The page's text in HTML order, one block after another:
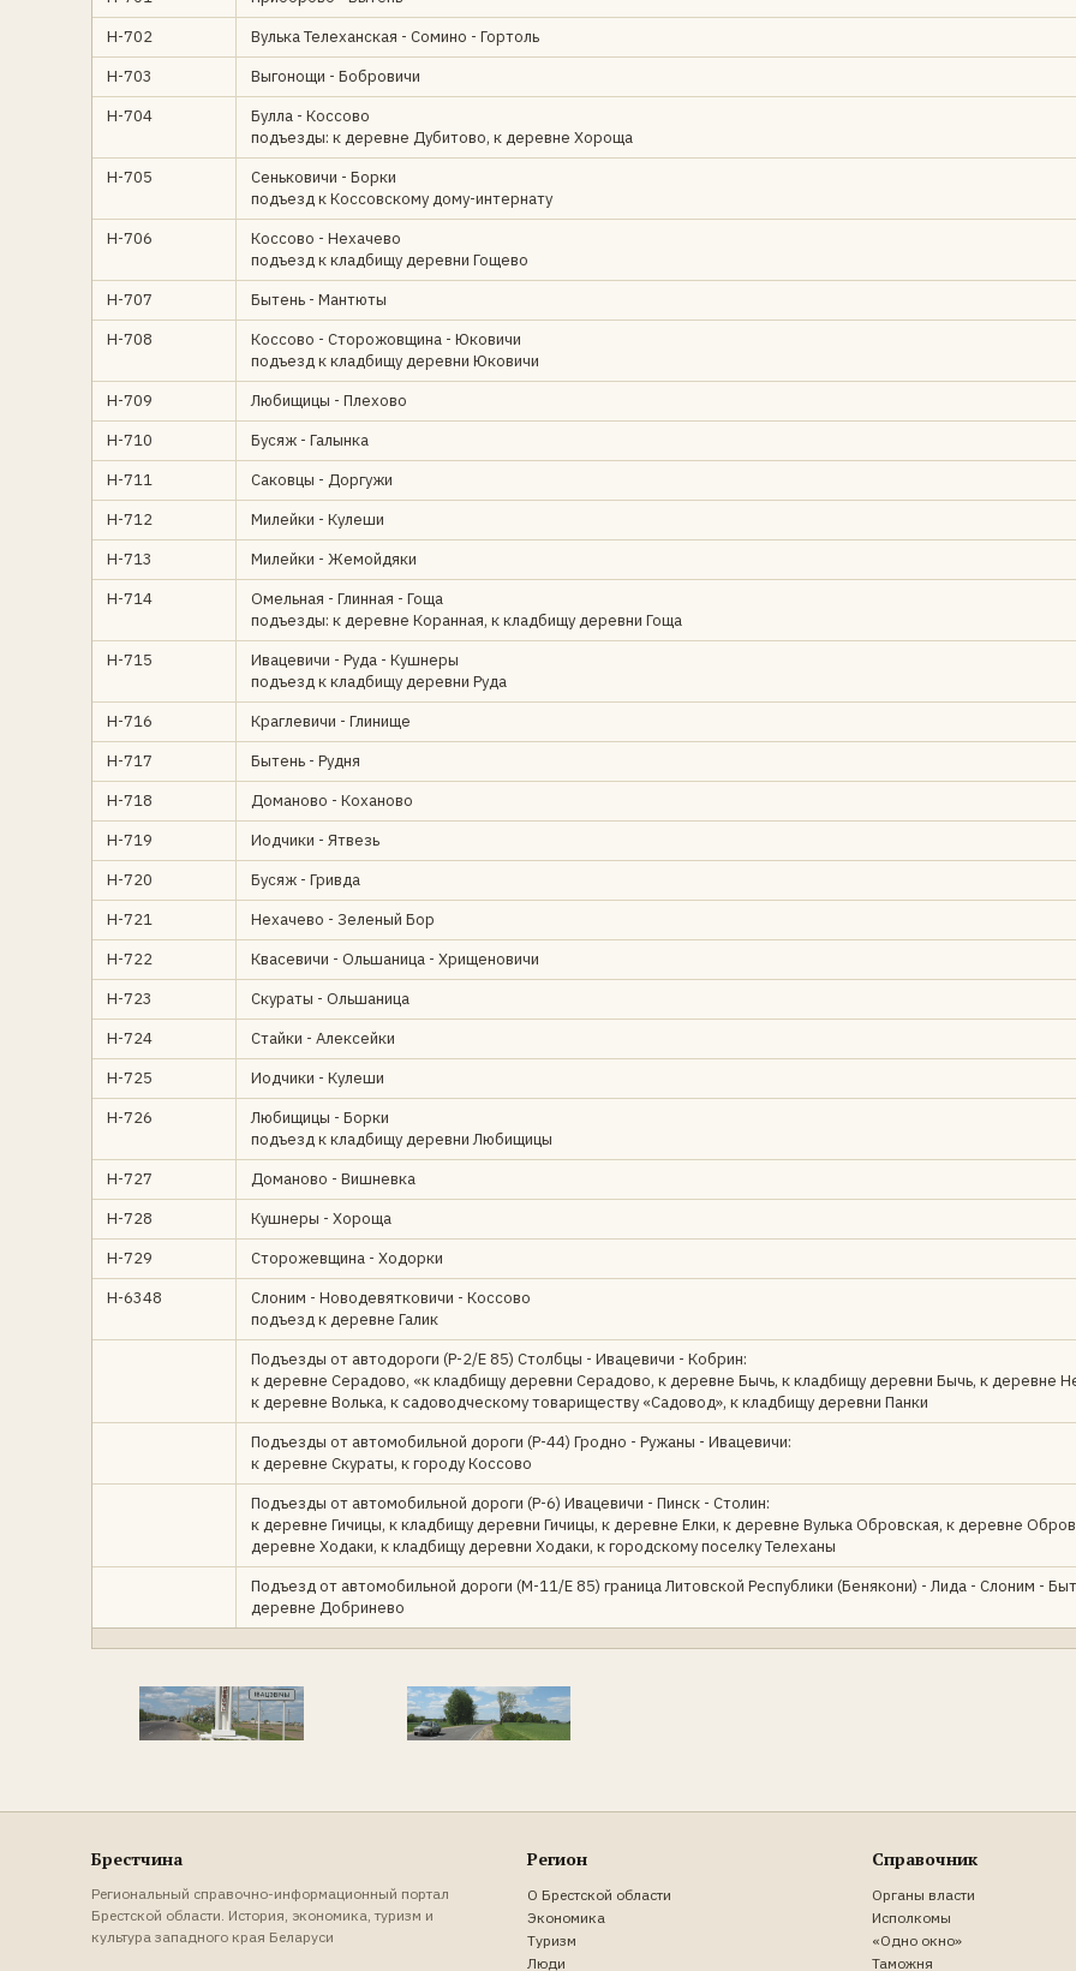
Н-702
Вулька Телеханская - Сомино - Гортоль
Н-703
Выгонощи - Бобровичи
Н-704
Булла - Коссово
подъезды: к деревне Дубитово, к деревне Хороща
Н-705
Сеньковичи - Борки
подъезд к Коссовскому дому-интернату
Н-706
Коссово - Нехачево
подъезд к кладбищу деревни Гощево
Н-707
Бытень - Мантюты
Н-708
Коссово - Сторожовщина - Юковичи
подъезд к кладбищу деревни Юковичи
Н-709
Любищицы - Плехово
Н-710
Бусяж - Галынка
Н-711
Саковцы - Доргужи
Н-712
Милейки - Кулеши
Н-713
Милейки - Жемойдяки
Н-714
Омельная - Глинная - Гоща
подъезды: к деревне Коранная, к кладбищу деревни Гоща
Н-715
Ивацевичи - Руда - Кушнеры
подъезд к кладбищу деревни Руда
Н-716
Краглевичи - Глинище
Н-717
Бытень - Рудня
Н-718
Доманово - Коханово
Н-719
Иодчики - Ятвезь
Н-720
Бусяж - Гривда
Н-721
Нехачево - Зеленый Бор
Н-722
Квасевичи - Ольшаница - Хрищеновичи
Н-723
Скураты - Ольшаница
Н-724
Стайки - Алексейки
Н-725
Иодчики - Кулеши
Н-726
Любищицы - Борки
подъезд к кладбищу деревни Любищицы
Н-727
Доманово - Вишневка
Н-728
Кушнеры - Хороща
Н-729
Сторожевщина - Ходорки
Н-6348
Слоним - Новодевятковичи - Коссово
подъезд к деревне Галик
Подъезды от автодороги (Р-2/Е 85) Столбцы - Ивацевичи - Кобрин:
к деревне Серадово, «к кладбищу деревни Серадово, к деревне Бычь, к кладбищу деревни Бычь, к деревне
к деревне Волька, к садоводческому товариществу «Садовод», к кладбищу деревни Панки
Подъезды от автомобильной дороги (Р-44) Гродно - Ружаны - Ивацевичи:
к деревне Скураты, к городу Коссово
Подъезды от автомобильной дороги (Р-6) Ивацевичи - Пинск - Столин:
к деревне Гичицы, к кладбищу деревни Гичицы, к деревне Елки, к деревне Вулька Обровская, к деревне
деревне Ходаки, к кладбищу деревни Ходаки, к городскому поселку Телеханы
Подъезд от автомобильной дороги (М-11/Е 85) граница Литовской Республики (Бенякони) - Лида - Слоним -
деревне Добринево
Брестчина
Региональный справочно-информационный портал
Брестской области. История, экономика, туризм и
культура западного края Беларуси
Регион
О Брестской области
Экономика
Туризм
Люди
Справочник
Органы власти
Исполкомы
«Одно окно»
Таможня